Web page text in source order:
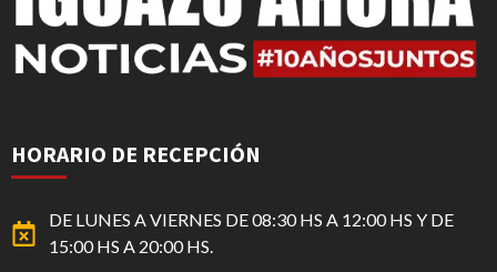
HORARIO DE RECEPCIÓN
DE LUNES A VIERNES DE 08:30 HS A 12:00 HS Y DE
15:00 HS A 20:00 HS.